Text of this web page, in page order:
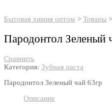
Бытовая химия оптом > Товары >
Пародонтол Зеленый
Сравнить
Категория: Зубная паста
Пародонтол Зеленый чай 63гр
Описание